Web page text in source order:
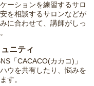
ーションを練習するサロ
を相談するサロンなどが
に合わせて、講師がしっ
ニティ
「CACACO(カカコ)」
ウを共有したり、悩みを
す。